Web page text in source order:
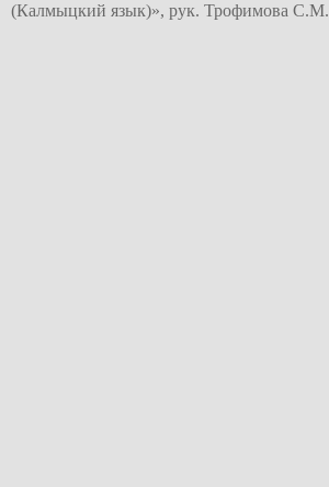
(Калмыцкий язык)», рук. Трофимова С.М.